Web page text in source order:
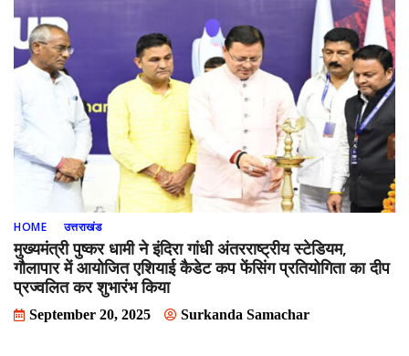
HOME उत्तराखंड
मुख्यमंत्री पुष्कर धामी ने इंदिरा गांधी अंतरराष्ट्रीय स्टेडियम,
गौलापार में आयोजित एशियाई कैडेट कप फेंसिंग प्रतियोगिता का दीप
प्रज्वलित कर शुभारंभ किया
September 20, 2025 Surkanda Samachar